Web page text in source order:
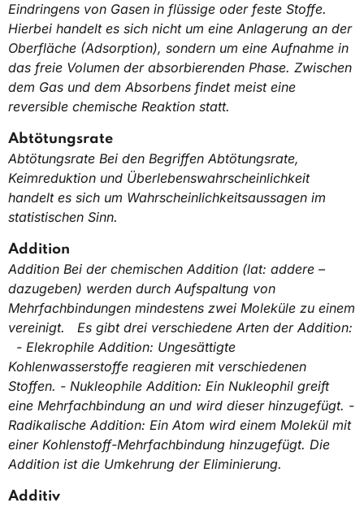
Eindringens von Gasen in flüssige oder feste Stoffe.
Hierbei handelt es sich nicht um eine Anlagerung an der
Oberfläche (Adsorption), sondern um eine Aufnahme in
das freie Volumen der absorbierenden Phase. Zwischen
dem Gas und dem Absorbens findet meist eine
reversible chemische Reaktion statt.
Abtötungsrate
Abtötungsrate Bei den Begriffen Abtötungsrate,
Keimreduktion und Überlebenswahrscheinlichkeit
handelt es sich um Wahrscheinlichkeitsaussagen im
statistischen Sinn.
Addition
Addition Bei der chemischen Addition (lat: addere –
dazugeben) werden durch Aufspaltung von
Mehrfachbindungen mindestens zwei Moleküle zu einem
vereinigt. Es gibt drei verschiedene Arten der Addition:
- Elekrophile Addition: Ungesättigte
Kohlenwasserstoffe reagieren mit verschiedenen
Stoffen. - Nukleophile Addition: Ein Nukleophil greift
eine Mehrfachbindung an und wird dieser hinzugefügt. -
Radikalische Addition: Ein Atom wird einem Molekül mit
einer Kohlenstoff-Mehrfachbindung hinzugefügt. Die
Addition ist die Umkehrung der Eliminierung.
Additiv